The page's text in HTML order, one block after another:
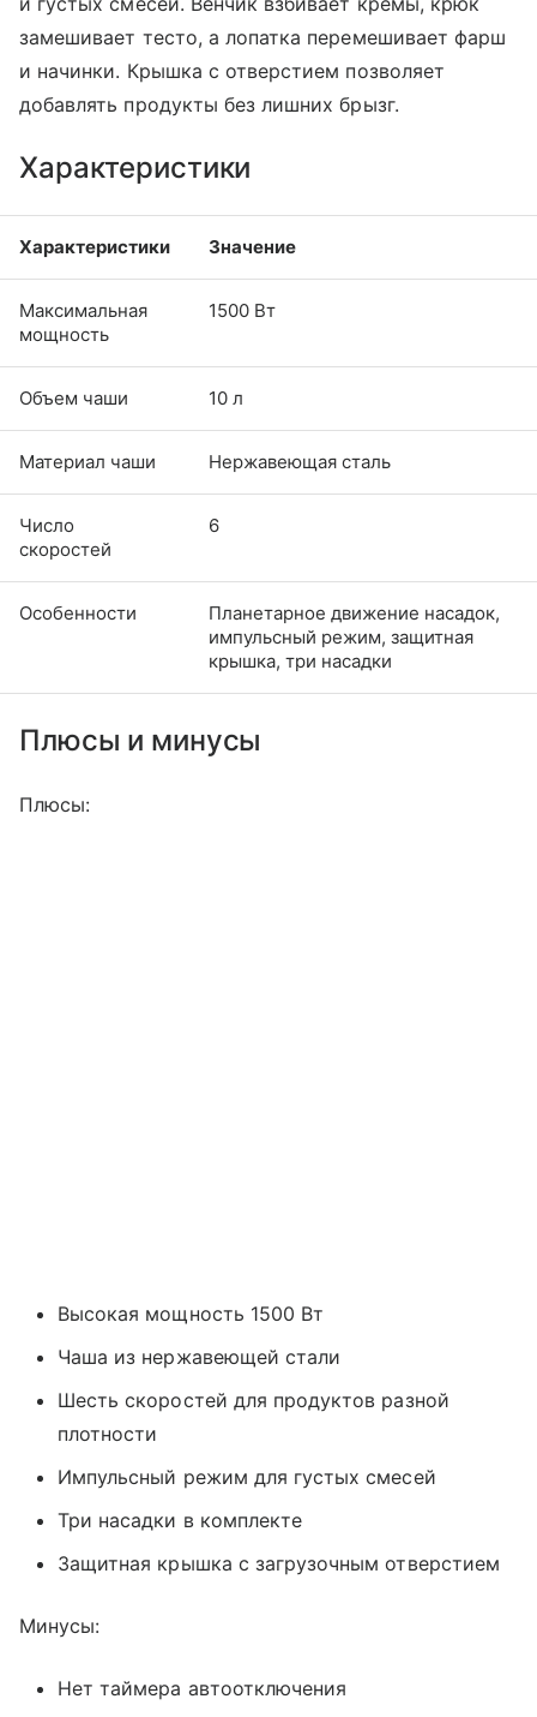
замешивает тесто, а лопатка перемешивает фарш
и начинки. Крышка с отверстием позволяет
добавлять продукты без лишних брызг.
Характеристики
Характеристики Значение
Максимальная
мощность
1500 Вт
Объем чаши 10 л
Материал чаши Нержавеющая сталь
Число
скоростей
6
Особенности
Планетарное движение насадок,
импульсный режим, защитная
крышка, три насадки
Плюсы и минусы
Плюсы:
Высокая мощность 1500 Вт
Чаша из нержавеющей стали
Шесть скоростей для продуктов разной
плотности
Импульсный режим для густых смесей
Три насадки в комплекте
Защитная крышка с загрузочным отверстием
Минусы:
Нет таймера автоотключения